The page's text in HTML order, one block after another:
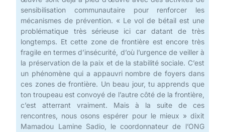
sensibilisation communautaire pour renforcer les
mécanismes de prévention. « Le vol de bétail est une
problématique très sérieuse ici car datant de très
longtemps. Et cette zone de frontière est encore très
fragile en termes d’insécurité, d’où l’urgence de veiller à
la préservation de la paix et de la stabilité sociale. C’est
un phénomène qui a appauvri nombre de foyers dans
ces zones de frontière. Un beau jour, tu apprends que
ton troupeau est convoyé de l’autre côté de la frontière,
c’est atterrant vraiment. Mais à la suite de ces
rencontres, nous osons espérer pour le mieux » dixit
Mamadou Lamine Sadio, le coordonnateur de l’ONG